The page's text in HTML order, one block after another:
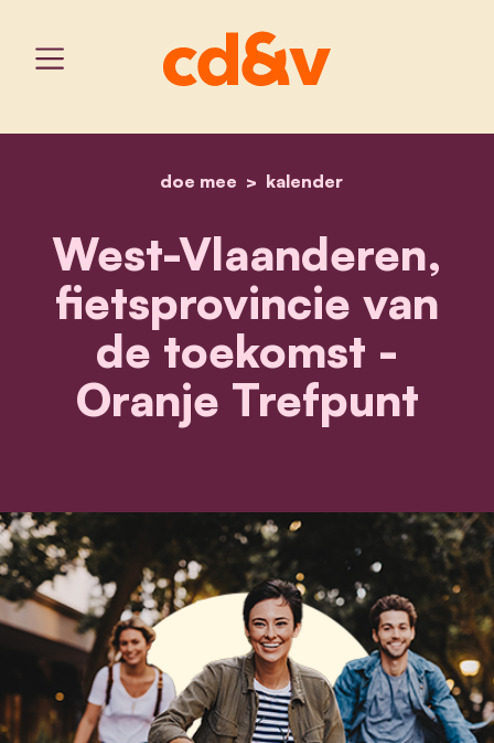
home
doe mee kalender
oranje trefpunt – west-
West-Vlaanderen,
fietsprovincie van
de toekomst -
Oranje Trefpunt